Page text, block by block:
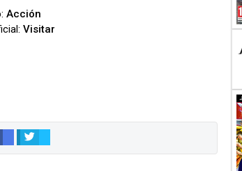
Acción
Visitar